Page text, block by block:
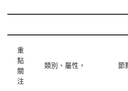
重
點
關
注
類別、屬性， 節